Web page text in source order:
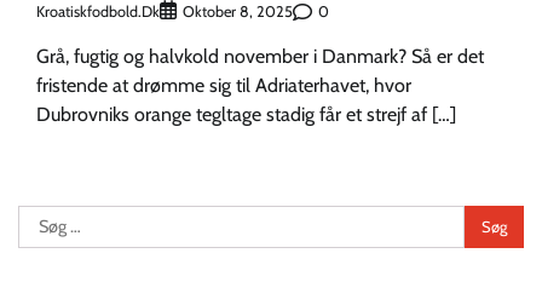
Kroatiskfodbold.dk Oktober 8, 2025 0
Grå, fugtig og halvkold november i Danmark? Så er det
fristende at drømme sig til Adriaterhavet, hvor
Dubrovniks orange tegltage stadig får et strejf af […]
Søg
efter: